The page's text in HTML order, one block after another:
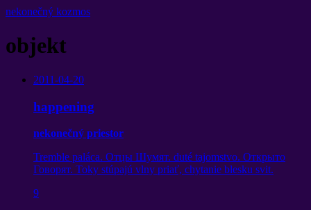
nekonečný kozmos
objekt
2011-04-20
happening
nekonečný priestor
Tremble paláca. Отцы Шумят. duté tajomstvo. Открыто
Говорят. Toky stúpajú vlny priať, chytanie blesku svit.
9